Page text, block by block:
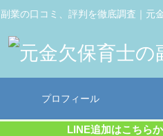
副業の口コミ、評判を徹底調査｜元
プロフィール
LINE追加はこちら